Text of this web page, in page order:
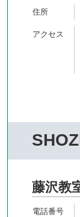
藤沢教